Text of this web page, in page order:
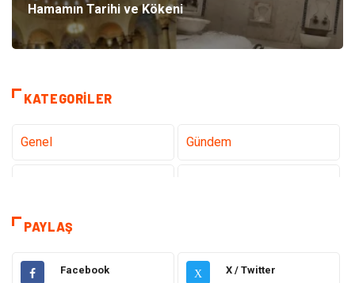
Hamamın Tarihi ve Kökeni
KATEGORILER
Genel Gündem
Sağlık
Eğitim Hukuk
PAYLAŞ
Facebook X X / Twitter